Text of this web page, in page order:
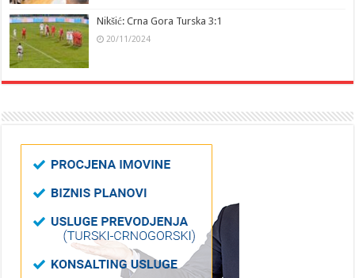
Nikšić: Crna Gora Turska 3:1
20/11/2024